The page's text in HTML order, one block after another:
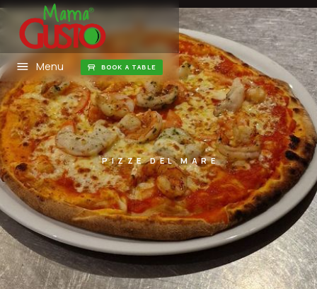
Menu BOOK A TABLE
PIZZE DEL MARE